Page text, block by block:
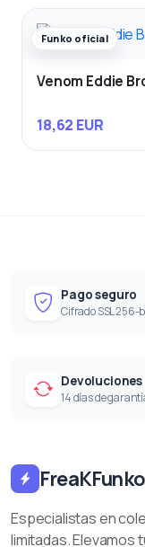
Funko oficial
Venom Eddie
18,62 EUR
Pago seguro
Cifrado SSL 256-
Devoluciones
14 días de
FreaKFunko
Especialistas en
limitadas. Elevamos